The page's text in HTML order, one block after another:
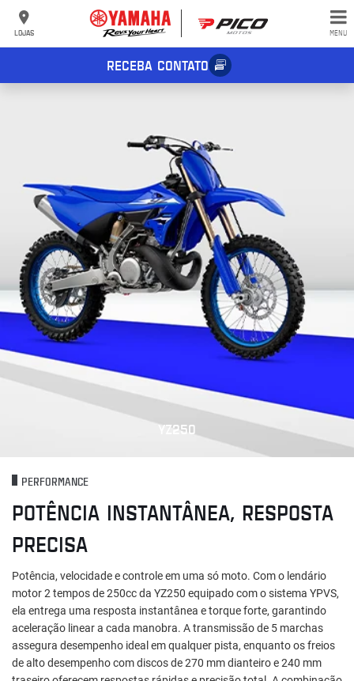
LOJAS MENU
RECEBA CONTATO
YZ250
PERFORMANCE
POTÊNCIA INSTANTÂNEA, RESPOSTA
PRECISA
Potência, velocidade e controle em uma só moto. Com o lendário
motor 2 tempos de 250cc da YZ250 equipado com o sistema YPVS,
ela entrega uma resposta instantânea e torque forte, garantindo
aceleração linear a cada manobra. A transmissão de 5 marchas
assegura desempenho ideal em qualquer pista, enquanto os freios
de alto desempenho com discos de 270 mm dianteiro e 240 mm